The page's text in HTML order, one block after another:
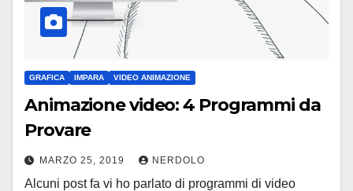
GRAFICA IMPARA VIDEO ANIMAZIONE
Animazione video: 4 Programmi da
Provare
MARZO 25, 2019 NERDOLO
Alcuni post fa vi ho parlato di programmi di video